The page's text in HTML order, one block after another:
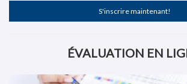
S'inscrire maintenant!
ÉVALUATION EN